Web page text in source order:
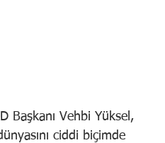
Başkanı Vehbi Yüksel,
ciddi biçimde